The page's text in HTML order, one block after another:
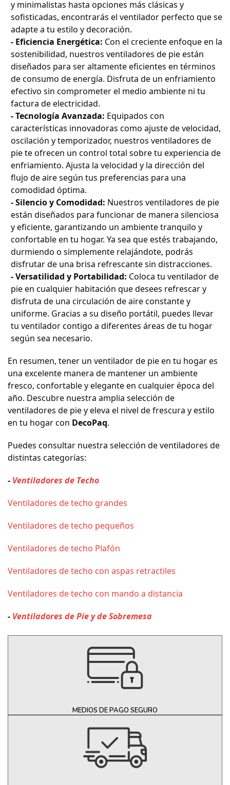
y minimalistas hasta opciones más clásicas y
sofisticadas, encontrarás el ventilador perfecto que se
adapte a tu estilo y decoración.
- Eficiencia Energética: Con el creciente enfoque en la
sostenibilidad, nuestros ventiladores de pie están
diseñados para ser altamente eficientes en términos
de consumo de energía. Disfruta de un enfriamiento
efectivo sin comprometer el medio ambiente ni tu
factura de electricidad.
- Tecnología Avanzada: Equipados con
características innovadoras como ajuste de velocidad,
oscilación y temporizador, nuestros ventiladores de
pie te ofrecen un control total sobre tu experiencia de
enfriamiento. Ajusta la velocidad y la dirección del
flujo de aire según tus preferencias para una
comodidad óptima.
- Silencio y Comodidad: Nuestros ventiladores de pie
están diseñados para funcionar de manera silenciosa
y eficiente, garantizando un ambiente tranquilo y
confortable en tu hogar. Ya sea que estés trabajando,
durmiendo o simplemente relajándote, podrás
disfrutar de una brisa refrescante sin distracciones.
- Versatilidad y Portabilidad: Coloca tu ventilador de
pie en cualquier habitación que desees refrescar y
disfruta de una circulación de aire constante y
uniforme. Gracias a su diseño portátil, puedes llevar
tu ventilador contigo a diferentes áreas de tu hogar
según sea necesario.
En resumen, tener un ventilador de pie en tu hogar es
una excelente manera de mantener un ambiente
fresco, confortable y elegante en cualquier época del
año. Descubre nuestra amplia selección de
ventiladores de pie y eleva el nivel de frescura y estilo
en tu hogar con DecoPaq.
Puedes consultar nuestra selección de ventiladores de
distintas categorías:
- Ventiladores de Techo
Ventiladores de techo grandes
Ventiladores de techo pequeños
Ventiladores de techo Plafón
Ventiladores de techo con aspas retractiles
Ventiladores de techo con mando a distancia
- Ventiladores de Pie y de Sobremesa
MEDIOS DE PAGO SEGURO